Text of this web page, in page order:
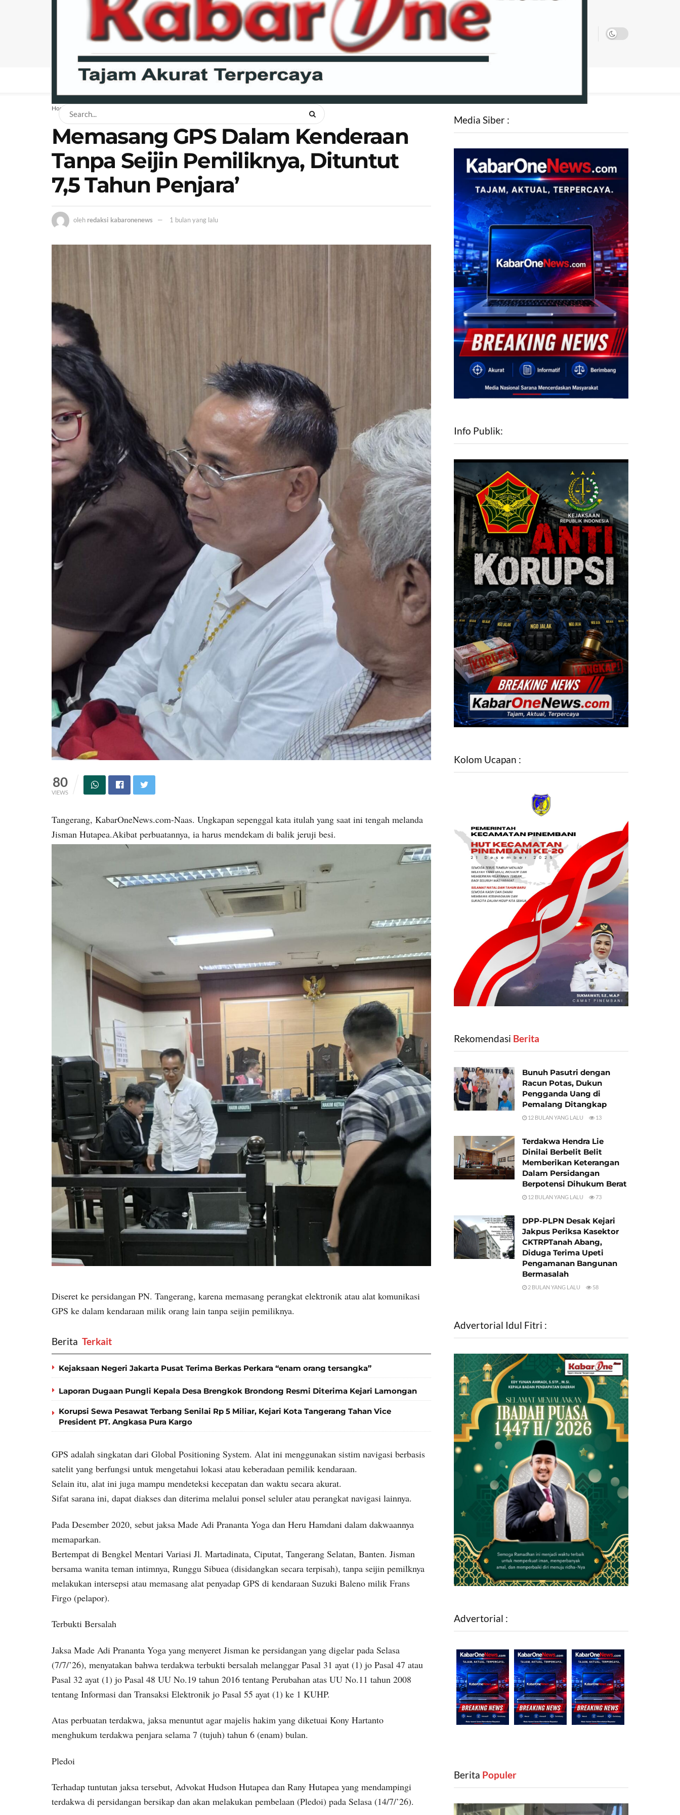
BERANDA NEWS BISNIS EKONOMI HANKAM OPINI HUKUM
Home
Memasang GPS Dalam Kenderaan
Tanpa Seijin Pemiliknya, Dituntut
7,5 Tahun Penjara’
oleh redaksi kabaronenews 1 bulan yang lalu
80
VIEWS
Tangerang, KabarOneNews.com-Naas. Ungkapan sepenggal kata itulah yang saat ini tengah melanda
Jisman Hutapea.Akibat perbuatannya, ia harus mendekam di balik jeruji besi.
Diseret ke persidangan PN. Tangerang, karena memasang perangkat elektronik atau alat komunikasi
GPS ke dalam kendaraan milik orang lain tanpa seijin pemiliknya.
Berita ‎ Terkait
Kejaksaan Negeri Jakarta Pusat Terima Berkas Perkara “enam orang tersangka”
Laporan Dugaan Pungli Kepala Desa Brengkok Brondong Resmi Diterima Kejari Lamongan
Korupsi Sewa Pesawat Terbang Senilai Rp 5 Miliar, Kejari Kota Tangerang Tahan Vice
President PT. Angkasa Pura Kargo
GPS adalah singkatan dari Global Positioning System. Alat ini menggunakan sistim navigasi berbasis
satelit yang berfungsi untuk mengetahui lokasi atau keberadaan pemilik kendaraan.
Selain itu, alat ini juga mampu mendeteksi kecepatan dan waktu secara akurat.
Sifat sarana ini, dapat diakses dan diterima melalui ponsel seluler atau perangkat navigasi lainnya.
Pada Desember 2020, sebut jaksa Made Adi Prananta Yoga dan Heru Hamdani dalam dakwaannya
memaparkan.
Bertempat di Bengkel Mentari Variasi Jl. Martadinata, Ciputat, Tangerang Selatan, Banten. Jisman
bersama wanita teman intimnya, Runggu Sibuea (disidangkan secara terpisah), tanpa seijin pemilknya
melakukan intersepsi atau memasang alat penyadap GPS di kendaraan Suzuki Baleno milik Frans
Firgo (pelapor).
Terbukti Bersalah
Jaksa Made Adi Prananta Yoga yang menyeret Jisman ke persidangan yang digelar pada Selasa
(7/7/’26), menyatakan bahwa terdakwa terbukti bersalah melanggar Pasal 31 ayat (1) jo Pasal 47 atau
Pasal 32 ayat (1) jo Pasal 48 UU No.19 tahun 2016 tentang Perubahan atas UU No.11 tahun 2008
tentang Informasi dan Transaksi Elektronik jo Pasal 55 ayat (1) ke 1 KUHP.
Atas perbuatan terdakwa, jaksa menuntut agar majelis hakim yang diketuai Kony Hartanto
menghukum terdakwa penjara selama 7 (tujuh) tahun 6 (enam) bulan.
Pledoi
Terhadap tuntutan jaksa tersebut, Advokat Hudson Hutapea dan Rany Hutapea yang mendampingi
terdakwa di persidangan bersikap dan akan melakukan pembelaan (Pledoi) pada Selasa (14/7/’26).
Media Siber :
Info Publik:
Kolom Ucapan :
Rekomendasi ‎ Berita
Bunuh Pasutri dengan
Racun Potas, Dukun
Pengganda Uang di
Pemalang Ditangkap
12 BULAN YANG LALU 13
Terdakwa Hendra Lie
Dinilai Berbelit Belit
Memberikan Keterangan
Dalam Persidangan
Berpotensi Dihukum Berat
12 BULAN YANG LALU 73
DPP-PLPN Desak Kejari
Jakpus Periksa Kasektor
CKTRPTanah Abang,
Diduga Terima Upeti
Pengamanan Bangunan
Bermasalah
2 BULAN YANG LALU 58
Advertorial Idul Fitri :
Advertorial :
Berita ‎ Populer